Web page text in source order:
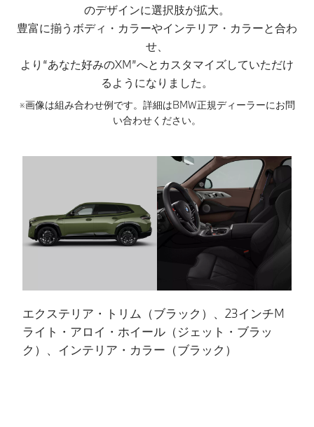
のデザインに選択肢が拡大。
豊富に揃うボディ・カラーやインテリア・カラーと合わ
せ、
より“あなた好みのXM”へとカスタマイズしていただけ
るようになりました。
※画像は組み合わせ例です。詳細はBMW正規ディーラーにお問
い合わせください。
エクステリア・トリム（ブラック）、23インチM
ライト・アロイ・ホイール（ジェット・ブラッ
ク）、インテリア・カラー（ブラック）